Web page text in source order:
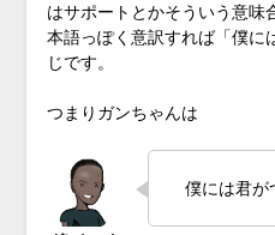
はサポートとかそういう意味
本語っぽく意訳すれば「僕に
じです。
つまりガンちゃんは
僕には君が